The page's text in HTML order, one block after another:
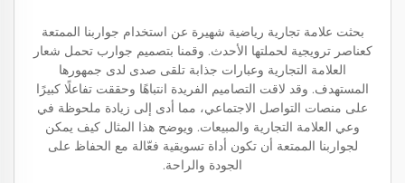
بحثت علامة تجارية رياضية شهيرة عن استخدام جواربنا الممتعة
كعناصر ترويجية لحملتها الأحدث. وقمنا بتصميم جوارب تحمل شعار
العلامة التجارية وعبارات جذابة تلقى صدى لدى جمهورها
المستهدف. وقد لاقت التصاميم الفريدة انتباهًا وحققت تفاعلًا كبيرًا
على منصات التواصل الاجتماعي، مما أدى إلى زيادة ملحوظة في
وعي العلامة التجارية والمبيعات. ويوضح هذا المثال كيف يمكن
لجواربنا الممتعة أن تكون أداة تسويقية فعّالة مع الحفاظ على
الجودة والراحة.